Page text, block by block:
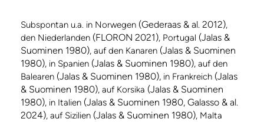
Subspontan u.a. in Norwegen (Gederaas & al. 2012),
den Niederlanden (FLORON 2021), Portugal (Jalas &
Suominen 1980), auf den Kanaren (Jalas & Suominen
1980), in Spanien (Jalas & Suominen 1980), auf den
Balearen (Jalas & Suominen 1980), in Frankreich (Jalas
& Suominen 1980), auf Korsika (Jalas & Suominen
1980), in Italien (Jalas & Suominen 1980, Galasso & al.
2024), auf Sizilien (Jalas & Suominen 1980), Malta